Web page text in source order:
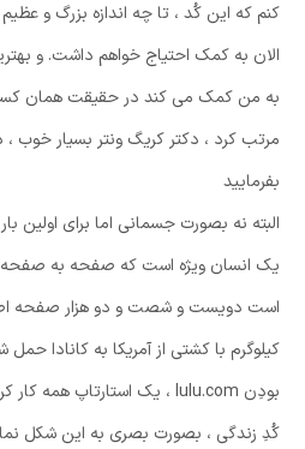
کنم که این کُد ، تا چه اندازه بزرگ و
الان به کمک احتیاج خواهم داشت. و
به من کمک می کند در حقیقت همان کسی
مرتب کرد ، دکتر کریگ ونتر بسیار خوب
بفرمایید
البته نه بصورت جسمانی اما برای اولین
یک انسان ویژه است که صفحه به
است دویست و شصت و دو هزار صفحه
کیلوگرم با کشتی از آمریکا به کانادا
بودِن lulu.com ، یک استارتاپ همه کار کرد. شاهکار شگفت انگیزی بود
کُدِ زندگی ، بصورت بصری به این شکل